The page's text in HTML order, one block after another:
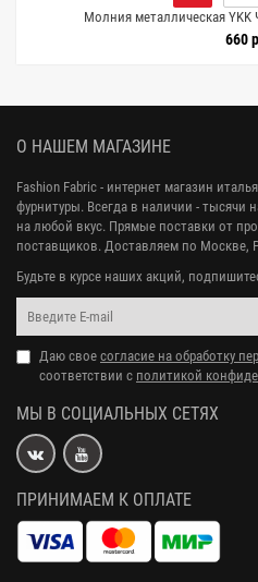
Молния металлическая YKK
660
О НАШЕМ МАГАЗИНЕ
Fashion Fabric - интернет магазин
фурнитуры. Всегда в наличии - тысячи
на любой вкус. Прямые поставки от
поставщиков. Доставляем по Москве,
Будьте в курсе наших акций,
Даю свое согласие на обработку
соответствии с политикой
МЫ В СОЦИАЛЬНЫХ СЕТЯХ
ПРИНИМАЕМ К ОПЛАТЕ